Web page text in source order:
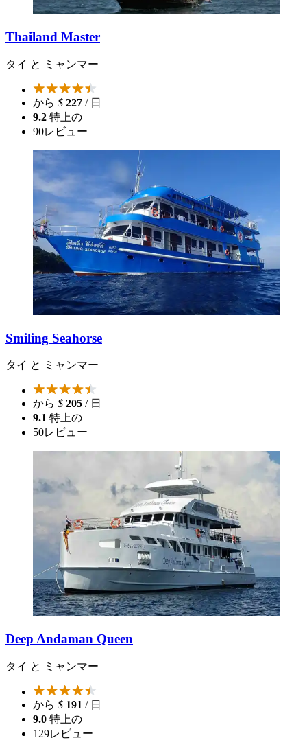
Thailand Master
タイ と ミャンマー
から $ 227 / 日
9.2 特上の
90レビュー
Smiling Seahorse
タイ と ミャンマー
から $ 205 / 日
9.1 特上の
50レビュー
Deep Andaman Queen
タイ と ミャンマー
から $ 191 / 日
9.0 特上の
129レビュー